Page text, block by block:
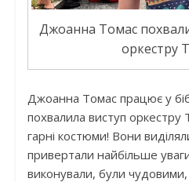
Джоанна Томас
оркестру
Джоанна Томас працює у
похвалила виступ оркестру
гарні костюми! Вони
привертали найбільше уваги.
виконували, були чудовими,